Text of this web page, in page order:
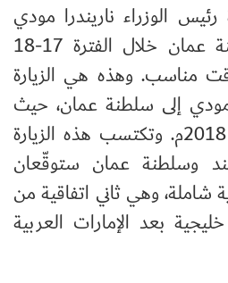
رئيس الوزراء ناريندرا مودي
إلى سلطنة عمان خلال الفترة 17-18
في وقت مناسب. وهذه هي الزيارة
مودي إلى سلطنة عمان، حيث
زارها سابقًا في فبراير 2018م. وتكتسب هذه الزيارة
وسلطنة عمان ستوقّعان
شاملة، وهي ثاني اتفاقية من
بعد الإمارات العربية